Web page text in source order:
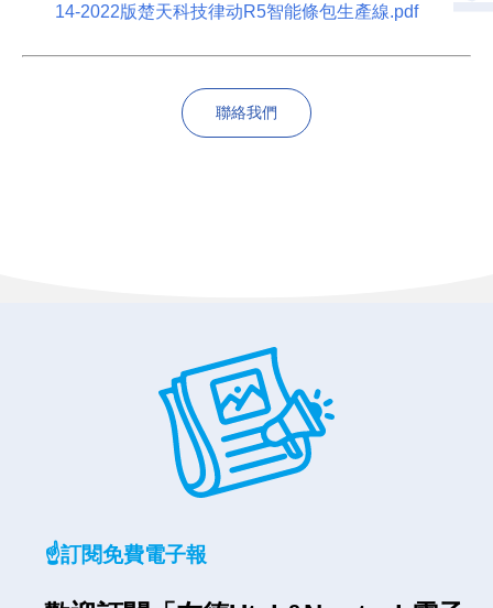
14-2022版楚天科技律动R5智能條包生產線.pdf
聯絡我們
☝️訂閱免費電子報